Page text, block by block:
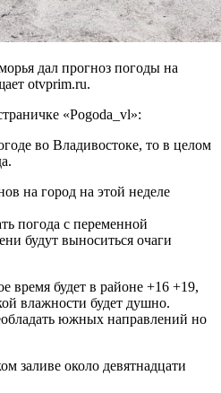
дал прогноз погоды на
otvprim.ru.
«Pogoda_vl»:
во Владивостоке, то в целом
на город на этой неделе
погода с переменной
будут выноситься очаги
время будет в районе +16 +19,
влажности будет душно.
южных направлений но
заливе около девятнадцати